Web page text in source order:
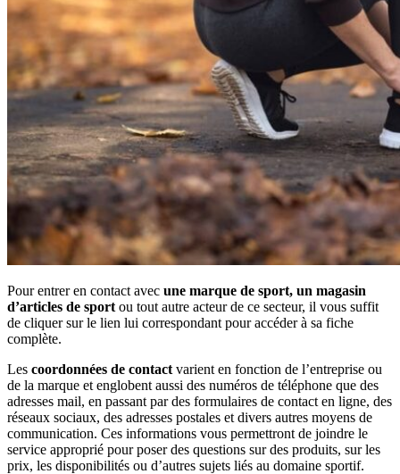
Pour entrer en contact avec une marque de sport, un magasin
d’articles de sport ou tout autre acteur de ce secteur, il vous suffit
de cliquer sur le lien lui correspondant pour accéder à sa fiche
complète.
Les coordonnées de contact varient en fonction de l’entreprise ou
de la marque et englobent aussi des numéros de téléphone que des
adresses mail, en passant par des formulaires de contact en ligne, des
réseaux sociaux, des adresses postales et divers autres moyens de
communication. Ces informations vous permettront de joindre le
service approprié pour poser des questions sur des produits, sur les
prix, les disponibilités ou d’autres sujets liés au domaine sportif.